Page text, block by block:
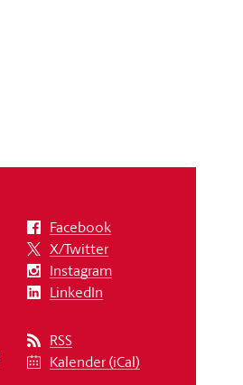
Facebook
X/Twitter
Instagram
LinkedIn
RSS
Kalender (iCal)